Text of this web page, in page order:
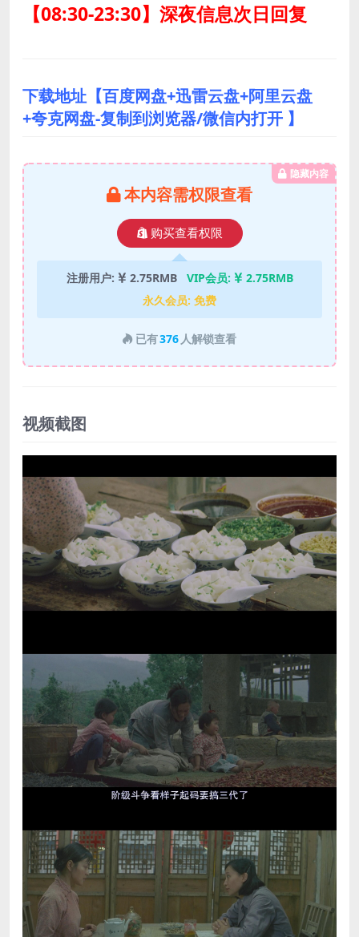
【08:30-23:30】深夜信息次日回复
下载地址【百度网盘+迅雷云盘+阿里云盘
+夸克网盘-复制到浏览器/微信内打开 】
隐藏内容
本内容需权限查看
购买查看权限
注册用户: 2.75RMB VIP会员:
2.75RMB
永久会员: 免费
已有376 人解锁查看
视频截图